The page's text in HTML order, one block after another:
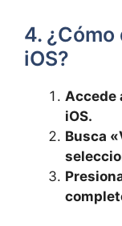
4.
iOS?
Accede
iOS.
Busca